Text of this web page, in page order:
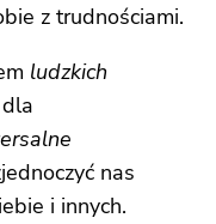
z trudnościami.
ludzkich
nas
i innych.